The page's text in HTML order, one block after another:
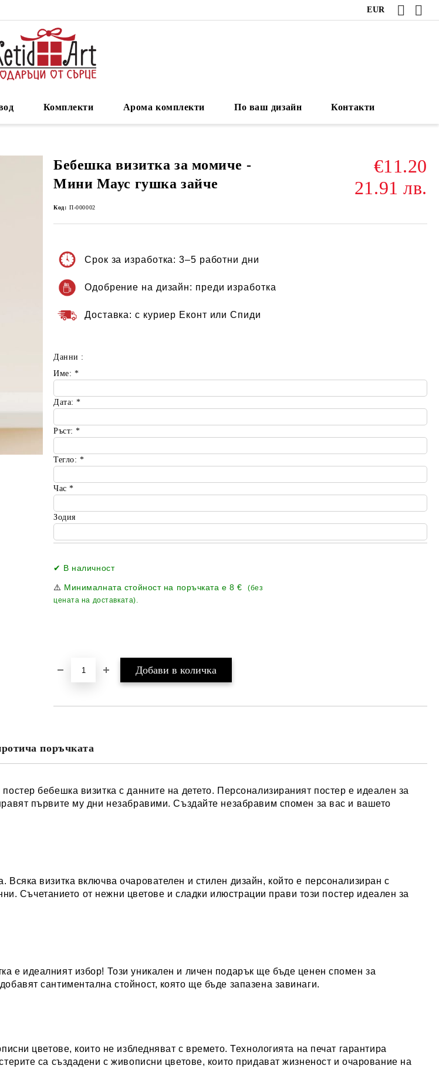
EUR
Комплекти Арома комплекти По ваш дизайн Контакти
Бебешка визитка за момиче -
Мини Маус гушка зайче
€11.20
21.91 лв.
Код: П-000002
Срок за изработка: 3–5 работни дни
Одобрение на дизайн: преди изработка
Доставка: с куриер Еконт или Спиди
Данни :
Име: *
Дата:*
Ръст:*
Тегло: *
Час*
Зодия
✔ В наличност
⚠️ Минималната стойност на поръчката е8 €
(без
цената на доставката).
поръчката
бебешка визитка с данните на детето. Персонализираният постер е идеален за
първите му дни незабравими. Създайте незабравим спомен за вас и вашето
визитка включва очарователен и стилен дизайн, който е персонализиран с
Съчетанието от нежни цветове и сладки илюстрации прави този постер идеален за
е идеалният избор! Този уникален и личен подарък ще бъде ценен спомен за
сантиментална стойност, която ще бъде запазена завинаги.
цветове, които не избледняват с времето. Технологията на печат гарантира
са създадени с живописни цветове, които придават жизненост и очарование на